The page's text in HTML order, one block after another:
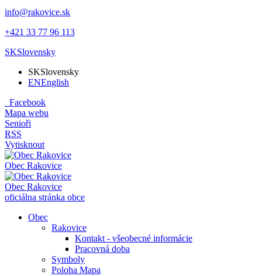
info@rakovice.sk
+421 33 77 96 113
SKSlovensky
SKSlovensky
ENEnglish
Facebook
Mapa webu
Senioři
RSS
Vytisknout
Obec Rakovice
Obec Rakovice
oficiálna stránka obce
Obec
Rakovice
Kontakt - všeobecné informácie
Pracovná doba
Symboly
Poloha Mapa